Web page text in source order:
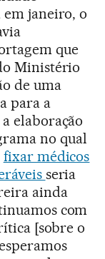
janeiro, o
que
Ministério
de uma
para a
elaboração
no qual
fixar médicos
seria
ainda
com
[sobre o